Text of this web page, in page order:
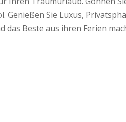
Sie Luxus,
Beste aus ihren Ferien